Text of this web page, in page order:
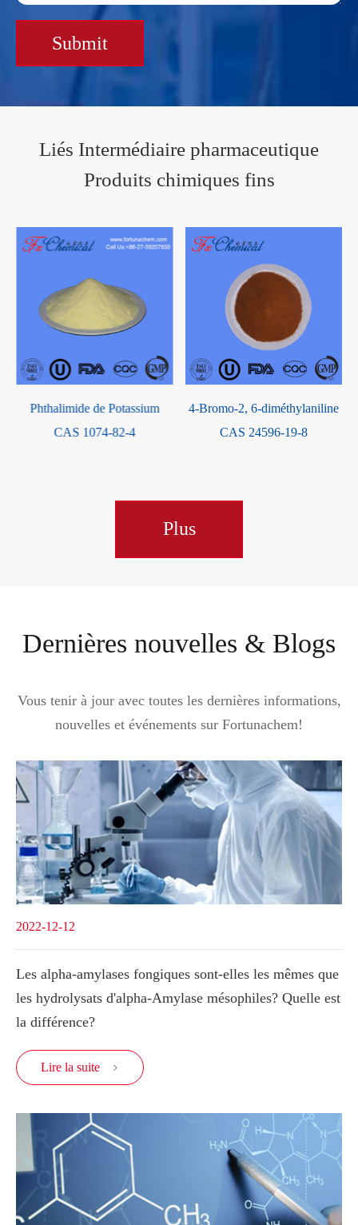
Submit
Liés Intermédiaire pharmaceutique
Produits chimiques fins
Phthalimide de Potassium
CAS 1074-82-4
4-Bromo-2, 6-diméthylaniline
CAS 24596-19-8
Plus
Dernières nouvelles & Blogs
Vous tenir à jour avec toutes les dernières informations,
nouvelles et événements sur Fortunachem!
2022-12-12
Les alpha-amylases fongiques sont-elles les mêmes que
les hydrolysats d'alpha-Amylase mésophiles? Quelle est
la différence?
Lire la suite 